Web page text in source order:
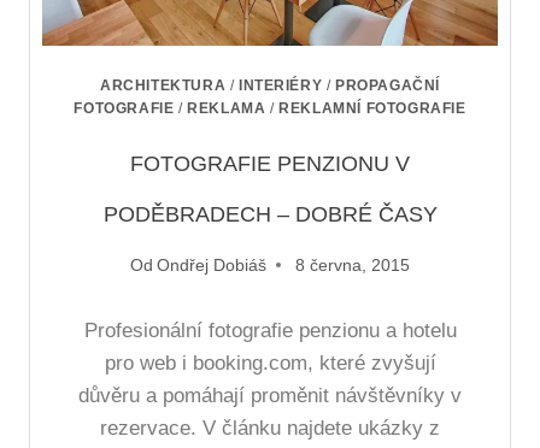
ARCHITEKTURA / INTERIÉRY / PROPAGAČNÍ
FOTOGRAFIE / REKLAMA / REKLAMNÍ FOTOGRAFIE
FOTOGRAFIE PENZIONU V
PODĚBRADECH – DOBRÉ ČASY
Od Ondřej Dobiáš 8 června, 2015
Profesionální fotografie penzionu a hotelu
pro web i booking.com, které zvyšují
důvěru a pomáhají proměnit návštěvníky v
rezervace. V článku najdete ukázky z